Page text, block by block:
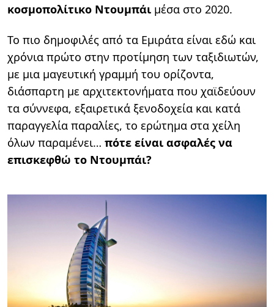
κοσμοπολίτικο Ντουμπάι μέσα στο 2020.
Το πιο δημοφιλές από τα Εμιράτα είναι εδώ και
χρόνια πρώτο στην προτίμηση των ταξιδιωτών,
με μια μαγευτική γραμμή του ορίζοντα,
διάσπαρτη με αρχιτεκτονήματα που χαϊδεύουν
τα σύννεφα, εξαιρετικά ξενοδοχεία και κατά
παραγγελία παραλίες, το ερώτημα στα χείλη
όλων παραμένει… πότε είναι ασφαλές να
επισκεφθώ το Ντουμπάι?